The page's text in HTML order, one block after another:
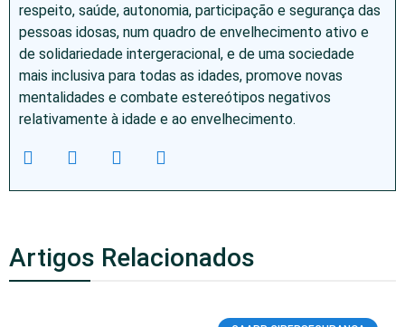
respeito, saúde, autonomia, participação e segurança das
pessoas idosas, num quadro de envelhecimento ativo e
de solidariedade intergeracional, e de uma sociedade
mais inclusiva para todas as idades, promove novas
mentalidades e combate estereótipos negativos
relativamente à idade e ao envelhecimento.
Artigos Relacionados